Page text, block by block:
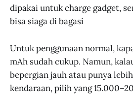
dipakai untuk charge gadget,
bisa siaga di bagasi
Untuk penggunaan normal,
mAh sudah cukup. Namun,
bepergian jauh atau punya
kendaraan, pilih yang